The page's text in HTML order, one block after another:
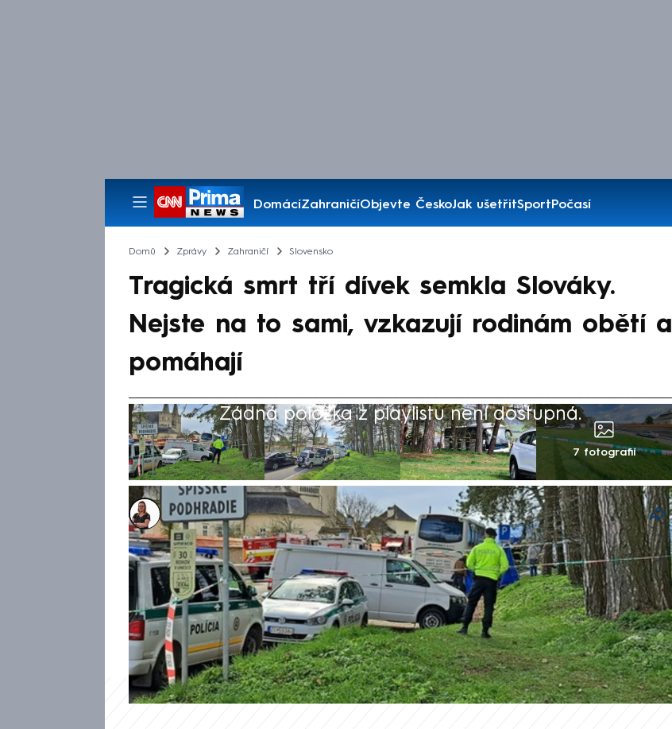
DomácíZahraničíObjevte ČeskoJak ušetřitSportPočasí
Pořady
Domů Zprávy Zahraničí Slovensko
Tragická smrt tří dívek semkla Slováky.
Nejste na to sami, vzkazují rodinám obětí a
pomáhají
Žádná položka z playlistu není dostupná.
7 fotografií
Eliška Votrubová
7. dub 2024, 20:34
Rodiny zraněných a tří mladých dívek, které v sobotu přišly o život při
tragické nehodě u Spišského Podhradí, se dočkaly vlny podpory –
vznikla pro ně i sbírka. „Pomozme jim alespoň trochu zvládnout toto
náročné období. Všechny finance rovnoměrně rozdělíme mezi rodiny
obětí a zraněných,“ uvedli podle webu Topky.sk zakladatelé sbírky.